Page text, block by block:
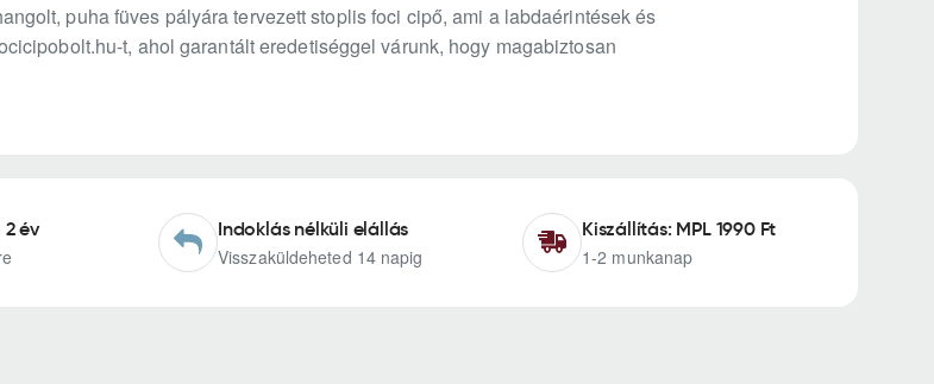
puha füves pályára tervezett stoplis foci cipő, ami a labdaérintések és
t, ahol garantált eredetiséggel várunk, hogy magabiztosan
év
Indoklás nélküli elállás
Visszaküldeheted 14 napig
Kiszállítás: MPL 1990 Ft
1-2 munkanap